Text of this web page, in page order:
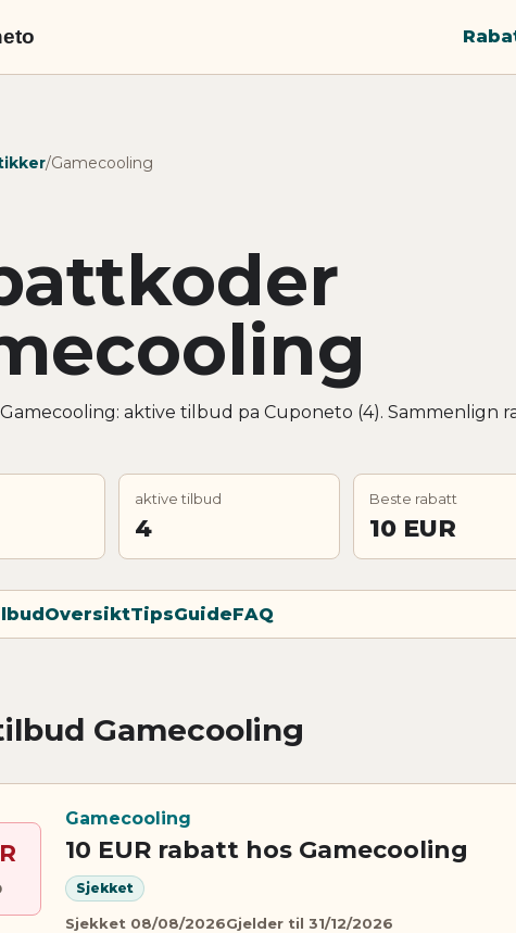
/Gamecooling
aktive tilbud pa Cuponeto (4). Sammenlign
aktive tilbud
4
Beste rabatt
10 EUR
OversiktTipsGuideFAQ
Gamecooling
Gamecooling
10 EUR rabatt hos Gamecooling
Sjekket
Sjekket 08/08/2026Gjelder til 31/12/2026